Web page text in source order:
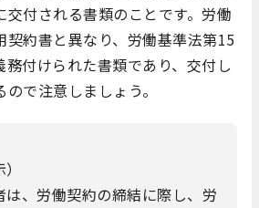
付される書類のことです。労働
契約書と異なり、労働基準法第15
付けられた書類であり、交付し
で注意しましょう。
、労働契約の締結に際し、労